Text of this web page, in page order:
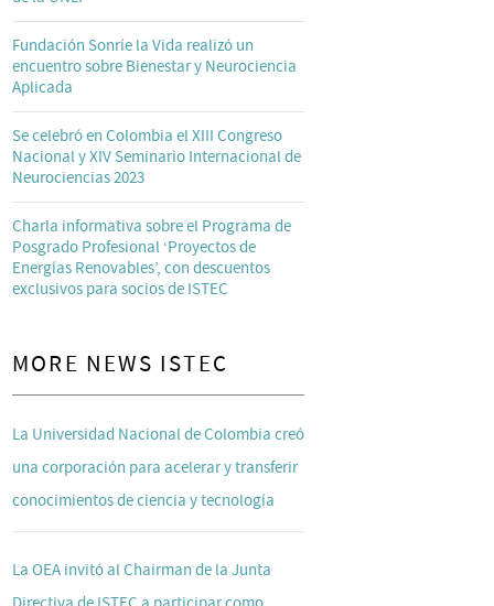
Fundación Sonríe la Vida realizó un
encuentro sobre Bienestar y Neurociencia
Aplicada
Se celebró en Colombia el XIII Congreso
Nacional y XIV Seminario Internacional de
Neurociencias 2023
Charla informativa sobre el Programa de
Posgrado Profesional ‘Proyectos de
Energías Renovables’, con descuentos
exclusivos para socios de ISTEC
MORE NEWS ISTEC
La Universidad Nacional de Colombia creó
una corporación para acelerar y transferir
conocimientos de ciencia y tecnología
La OEA invitó al Chairman de la Junta